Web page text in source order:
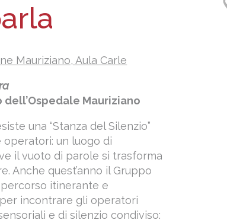
Mauriziano, Aula Carle
Mauriziano
una “Stanza del Silenzio”
un luogo di
il vuoto di parole si trasforma
Anche quest’anno il Gruppo
itinerante e
incontrare gli operatori
e di silenzio condiviso: